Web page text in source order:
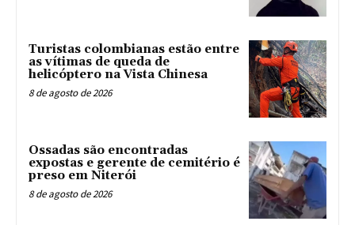
Turistas colombianas estão entre
as vítimas de queda de
helicóptero na Vista Chinesa
8 de agosto de 2026
Ossadas são encontradas
expostas e gerente de cemitério é
preso em Niterói
8 de agosto de 2026